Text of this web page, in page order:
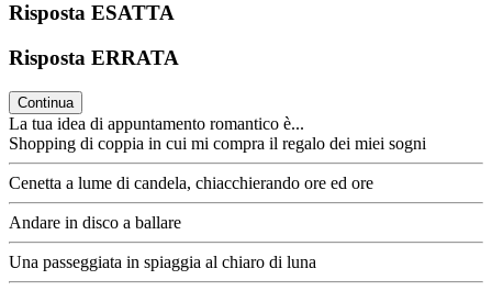
Risposta ESATTA
Risposta ERRATA
Continua
La tua idea di appuntamento romantico è...
Shopping di coppia in cui mi compra il regalo dei miei sogni
Cenetta a lume di candela, chiacchierando ore ed ore
Andare in disco a ballare
Una passeggiata in spiaggia al chiaro di luna